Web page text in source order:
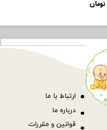
قوانین و مقررات
ارتباط با ما
درباره ما